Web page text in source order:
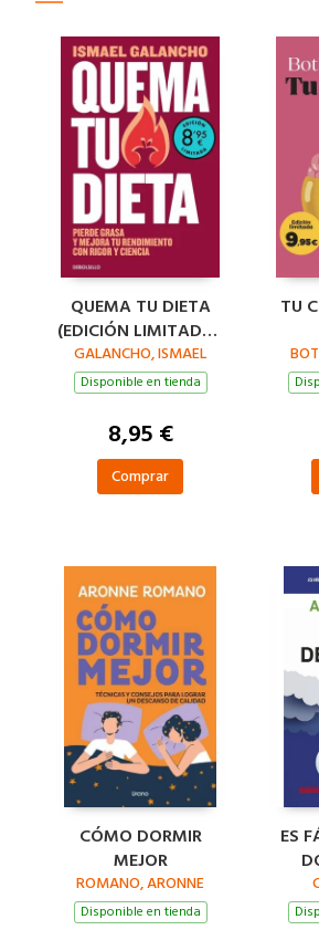
QUEMA TU DIETA
(EDICIÓN LIMITADA ·
VERANO)
GALANCHO, ISMAEL
Disponible en tienda
8,95 €
Comprar
TU
CÓMO DORMIR
MEJOR
ROMANO, ARONNE
Disponible en tienda
ES